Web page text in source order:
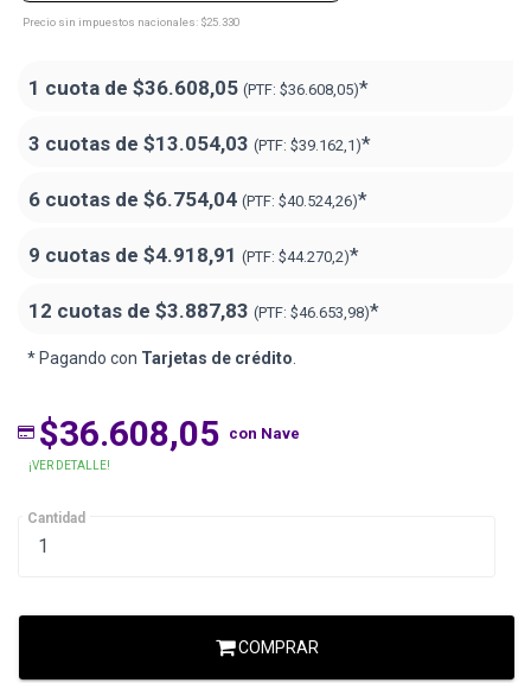
Precio sin impuestos nacionales: $25.330
1 cuota de $36.608,05 (PTF: $36.608,05)*
3 cuotas de $13.054,03 (PTF: $39.162,1)*
6 cuotas de $6.754,04 (PTF: $40.524,26)*
9 cuotas de $4.918,91 (PTF: $44.270,2)*
12 cuotas de $3.887,83 (PTF: $46.653,98)*
* Pagando con Tarjetas de crédito
$36.608,05 con Nave
¡VER DETALLE!
Cantidad
COMPRAR